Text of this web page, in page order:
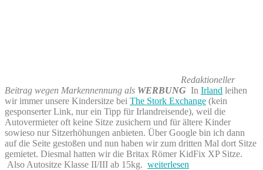
Redaktioneller
Beitrag wegen Markennennung als WERBUNG In Irland leihen
wir immer unsere Kindersitze bei The Stork Exchange (kein
gesponserter Link, nur ein Tipp für Irlandreisende), weil die
Autovermieter oft keine Sitze zusichern und für ältere Kinder
sowieso nur Sitzerhöhungen anbieten. Über Google bin ich dann
auf die Seite gestoßen und nun haben wir zum dritten Mal dort Sitze
gemietet. Diesmal hatten wir die Britax Römer KidFix XP Sitze.
Also Autositze Klasse II/III ab 15kg. „Britax-
weiterlesen